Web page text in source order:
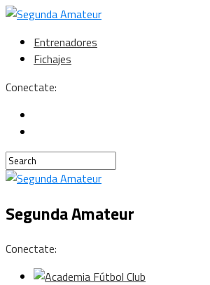
Entrenadores
Fichajes
Conectate:
Segunda Amateur
Conectate: